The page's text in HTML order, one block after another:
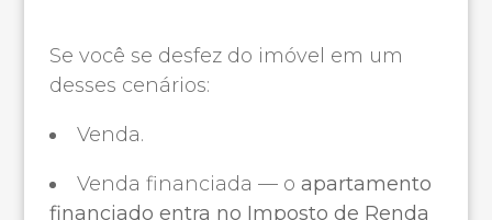
Se você se desfez do imóvel em um
desses cenários:
Venda.
Venda financiada — o apartamento
financiado entra no Imposto de Renda